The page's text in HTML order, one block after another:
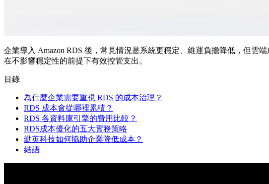
企業導入 Amazon RDS 後，常見情況是系統更穩定、維運負擔降低，但雲
在不影響穩定性的前提下有效控管支出。
目錄
為什麼企業需要重視 RDS 的成本治理？
RDS 成本會從哪裡累積？
RDS 各資料庫引擎的費用比較？
RDS成本優化的五大實務策略
勤英科技如何協助企業降低成本？
結語